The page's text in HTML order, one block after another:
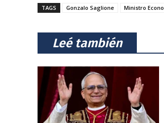
TAGS Gonzalo Saglione Ministro
⠀Leé también⠀